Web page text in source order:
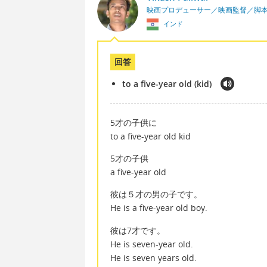
映画プロデューサー／映画監督／脚
インド
回答
to a five-year old (kid)
5才の子供に
to a five-year old kid
5才の子供
a five-year old
彼は５才の男の子です。
He is a five-year old boy.
彼は7才です。
He is seven-year old.
He is seven years old.